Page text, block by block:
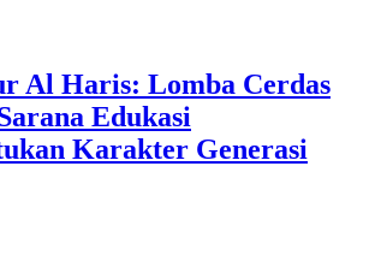
Al Haris: Lomba Cerdas
Edukasi
Karakter Generasi